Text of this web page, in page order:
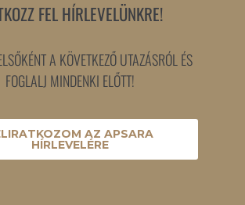
FEL HÍRLEVELÜNKRE!
A KÖVETKEZŐ UTAZÁSRÓL ÉS
FOGLALJ MINDENKI ELŐTT!
AZ APSARA
HÍRLEVELÉRE